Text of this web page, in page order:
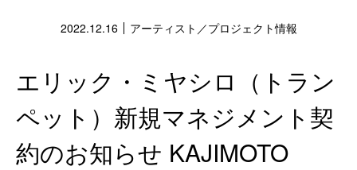
2022.12.16 アーティスト／プロジェクト情報
エリック・ミヤシロ（トラン
ペット）新規マネジメント契
約のお知らせ KAJIMOTO